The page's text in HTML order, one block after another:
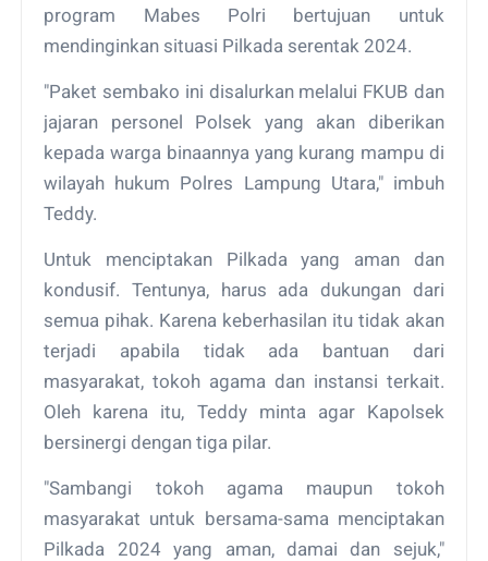
program Mabes Polri bertujuan untuk
mendinginkan situasi Pilkada serentak 2024.
"Paket sembako ini disalurkan melalui FKUB dan
jajaran personel Polsek yang akan diberikan
kepada warga binaannya yang kurang mampu di
wilayah hukum Polres Lampung Utara," imbuh
Teddy.
Untuk menciptakan Pilkada yang aman dan
kondusif. Tentunya, harus ada dukungan dari
semua pihak. Karena keberhasilan itu tidak akan
terjadi apabila tidak ada bantuan dari
masyarakat, tokoh agama dan instansi terkait.
Oleh karena itu, Teddy minta agar Kapolsek
bersinergi dengan tiga pilar.
"Sambangi tokoh agama maupun tokoh
masyarakat untuk bersama-sama menciptakan
Pilkada 2024 yang aman, damai dan sejuk,"